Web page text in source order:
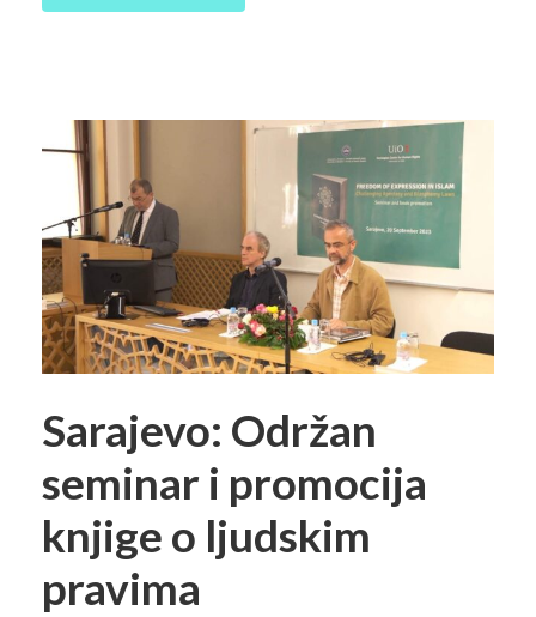
Sarajevo: Održan
seminar i promocija
knjige o ljudskim
pravima